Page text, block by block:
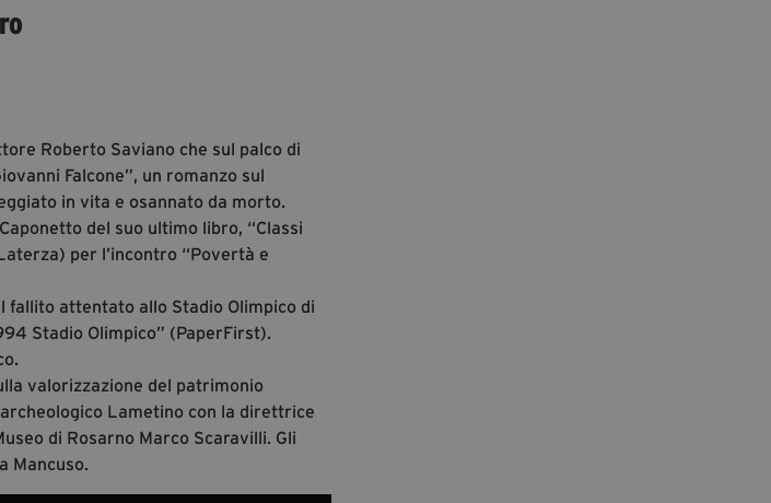
Roberto Saviano che sul palco di
Falcone”, un romanzo sul
in vita e osannato da morto.
del suo ultimo libro, “Classi
per l’incontro “Povertà e
fallito attentato allo Stadio Olimpico di
Stadio Olimpico” (PaperFirst).
valorizzazione del patrimonio
Lametino con la direttrice
di Rosarno Marco Scaravilli. Gli
Mancuso.